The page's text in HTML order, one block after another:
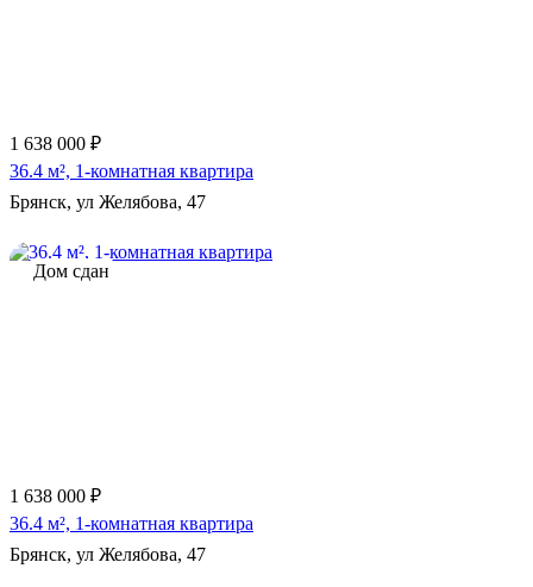
1 638 000 ₽
36.4 м², 1-комнатная квартира
Брянск, ул Желябова, 47
Дом сдан
1 638 000 ₽
36.4 м², 1-комнатная квартира
Брянск, ул Желябова, 47